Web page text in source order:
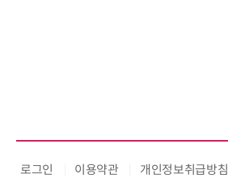
로그인 이용약관 개인정보취급방침